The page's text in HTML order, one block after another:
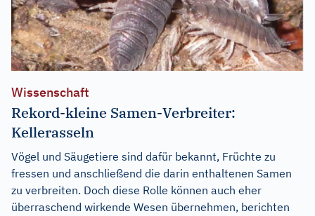
Wissenschaft
Rekord-kleine Samen-Verbreiter:
Kellerasseln
Vögel und Säugetiere sind dafür bekannt, Früchte zu
fressen und anschließend die darin enthaltenen Samen
zu verbreiten. Doch diese Rolle können auch eher
überraschend wirkende Wesen übernehmen, berichten